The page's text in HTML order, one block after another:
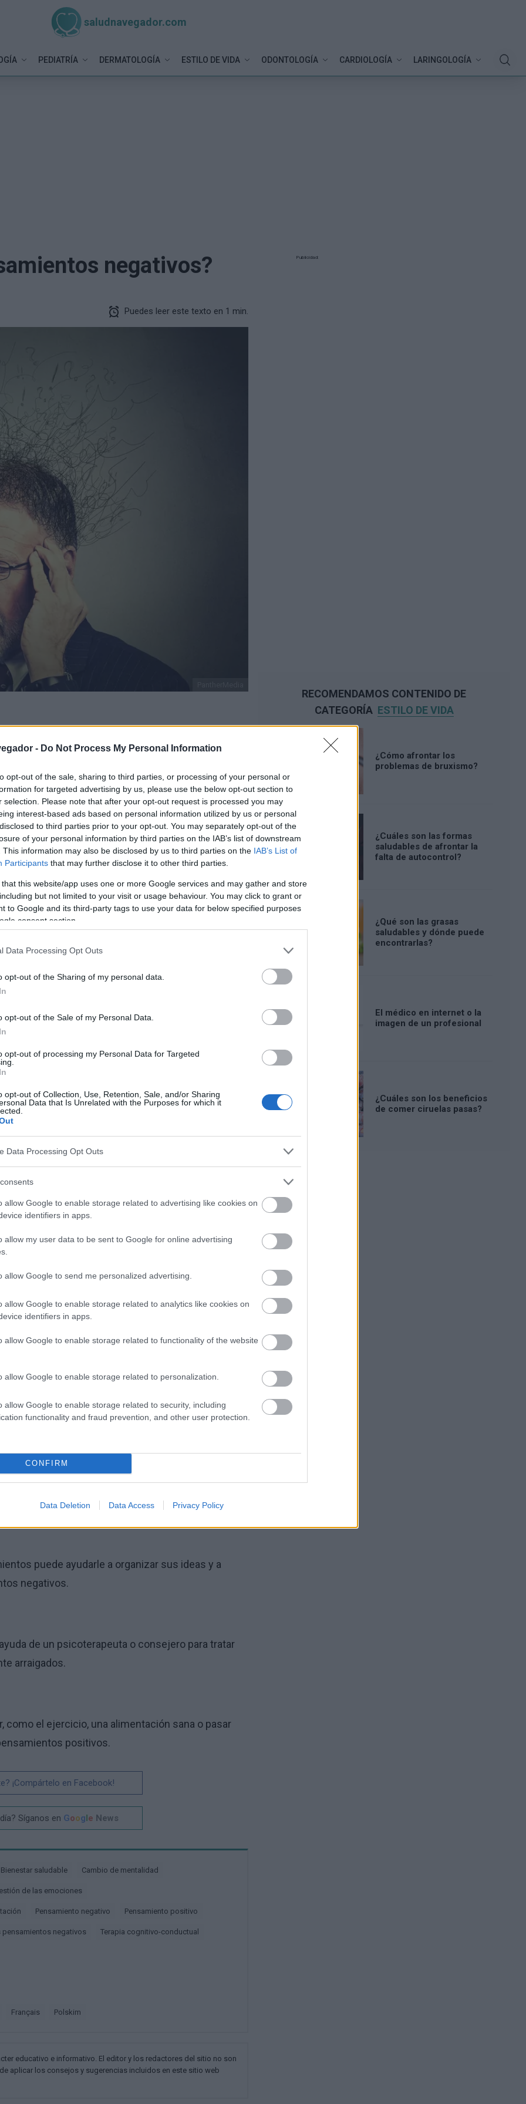
- Do Not Process My Personal Information
opt-out of the sale, sharing to third parties, or processing of your personal or
for targeted advertising by us, please use the below opt-out section to
selection. Please note that after your opt-out request is processed you may
interest-based ads based on personal information utilized by us or personal
to third parties prior to your opt-out. You may separately opt-out of the
of your personal information by third parties on the IAB’s list of downstream
This information may also be disclosed by us to third parties on the IAB’s List of
Participants that may further disclose it to other third parties.
that this website/app uses one or more Google services and may gather and store
but not limited to your visit or usage behaviour. You may click to grant or
to Google and its third-party tags to use your data for below specified purposes
consent section.
Data Processing Opt Outs
opt-out of the Sharing of my personal data.
opt-out of the Sale of my Personal Data.
opt-out of processing my Personal Data for Targeted
opt-out of Collection, Use, Retention, Sale, and/or Sharing
Data that Is Unrelated with the Purposes for which it
Data Processing Opt Outs
allow Google to enable storage related to advertising like cookies on
identifiers in apps.
allow my user data to be sent to Google for online advertising
allow Google to send me personalized advertising.
allow Google to enable storage related to analytics like cookies on
identifiers in apps.
allow Google to enable storage related to functionality of the website
allow Google to enable storage related to personalization.
allow Google to enable storage related to security, including
functionality and fraud prevention, and other user protection.
CONFIRM
Data Deletion Data Access Privacy Policy
saludnavegador.com
PEDIATRÍA DERMATOLOGÍA ESTILO DE VIDA ODONTOLOGÍA CARDIOLOGÍA LARINGOLOGÍA
negativos?
Puedes leer este texto en 1 min.
un gran impacto en nuestras vidas,
ansiedad o depresión. Afortunadamente,
pueden ayudarle a gestionar estos pensamientos
este artículo, veremos cómo puede gestionar
y trabajar para conseguir una mentalidad más
negativos
negativos es reconocerlos y comprender de
profunda o centrarse en otra actividad,
negativo.
mensajes positivos es un paso clave hacia una
ayudarle a ser más consciente del momento
puede ayudarle a organizar sus ideas y a
negativos.
de un psicoterapeuta o consejero para tratar
arraigados.
como el ejercicio, una alimentación sana o pasar
positivos.
¡Compártelo en Facebook!
Síganos en Google News
Bienestar saludable Cambio de mentalidad
Gestión de las emociones
Pensamiento negativo Pensamiento positivo
pensamientos negativos Terapia cognitivo-conductual
français polskim
educativo e informativo. El editor y los redactores del sitio no son
aplicar los consejos y sugerencias incluidos en este sitio web
Publicidad:
RECOMENDAMOS CONTENIDO DE
CATEGORÍA ESTILO DE VIDA
¿Cómo afrontar los
problemas de bruxismo?
¿Cuáles son las formas
saludables de afrontar la
falta de autocontrol?
¿Qué son las grasas
saludables y dónde puede
encontrarlas?
El médico en internet o la
imagen de un profesional
¿Cuáles son los beneficios
de comer ciruelas pasas?